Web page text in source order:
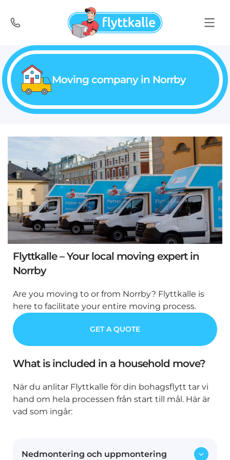
Moving company in Norrby
Flyttkalle – Your local moving expert in
Norrby
Are you moving to or from Norrby? Flyttkalle is
here to facilitate your entire moving process.
GET A QUOTE
What is included in a household move?
När du anlitar Flyttkalle för din bohagsflytt tar vi
hand om hela processen från start till mål. Här är
vad som ingår:
Nedmontering och uppmontering